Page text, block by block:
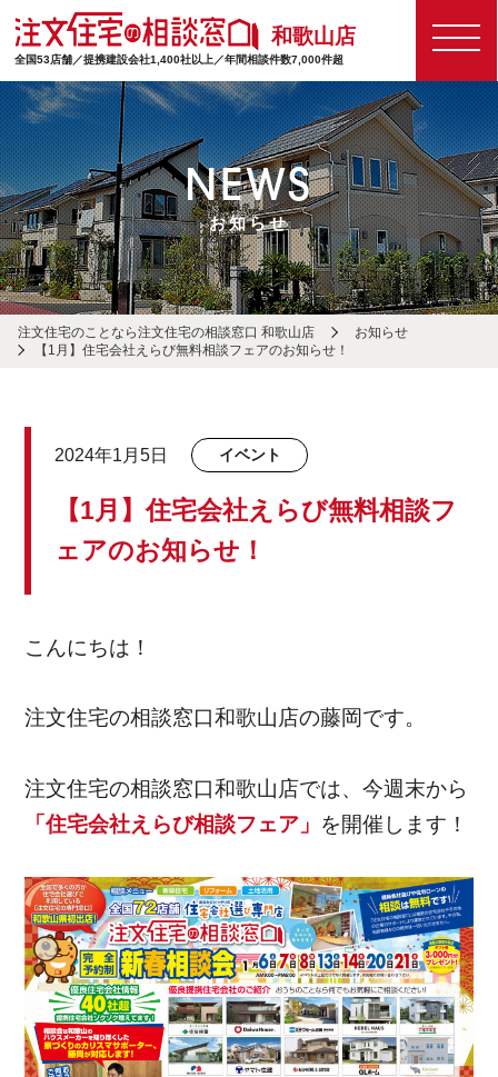
和歌山店
全国53店舗／提携建設会社1,400社以上／年間相談件数7,000件超
NEWS
お知らせ
注文住宅のことなら注文住宅の相談窓口 和歌山店
お知らせ
【1月】住宅会社えらび無料相談フェアのお知らせ！
2024年1月5日 イベント
【1月】住宅会社えらび無料相談フ
ェアのお知らせ！
こんにちは！
注文住宅の相談窓口和歌山店の藤岡です。
注文住宅の相談窓口和歌山店では、今週末から
「住宅会社えらび相談フェア」 を開催します！